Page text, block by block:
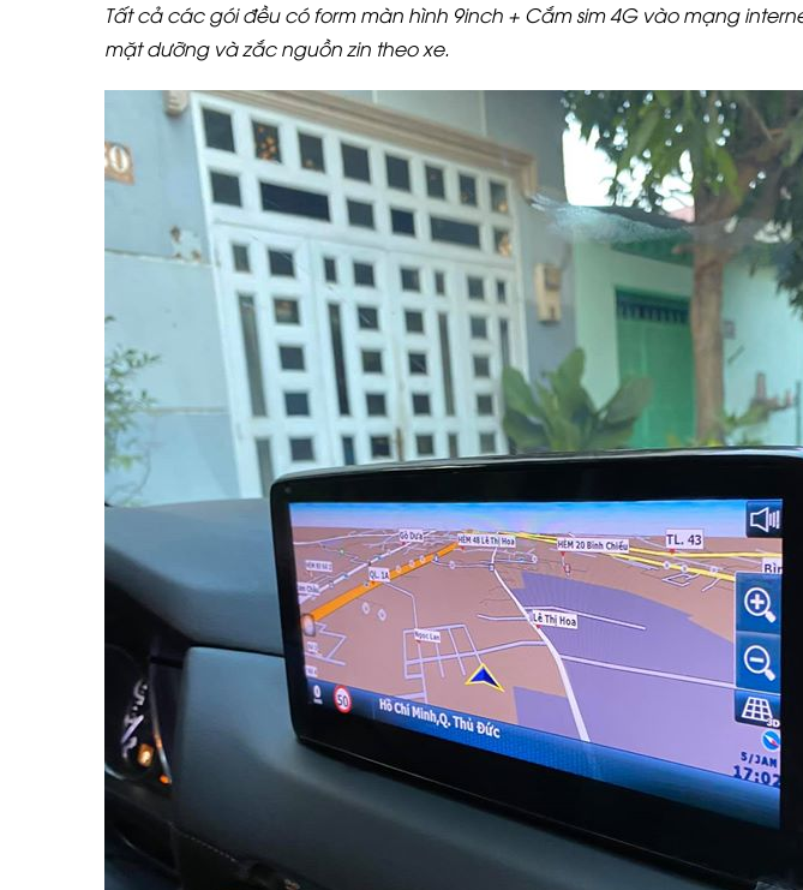
Tất cả các gói đều có form màn hình 9inch + Cắm sim 4G vào mạng
mặt dưỡng và zắc nguồn zin theo xe.